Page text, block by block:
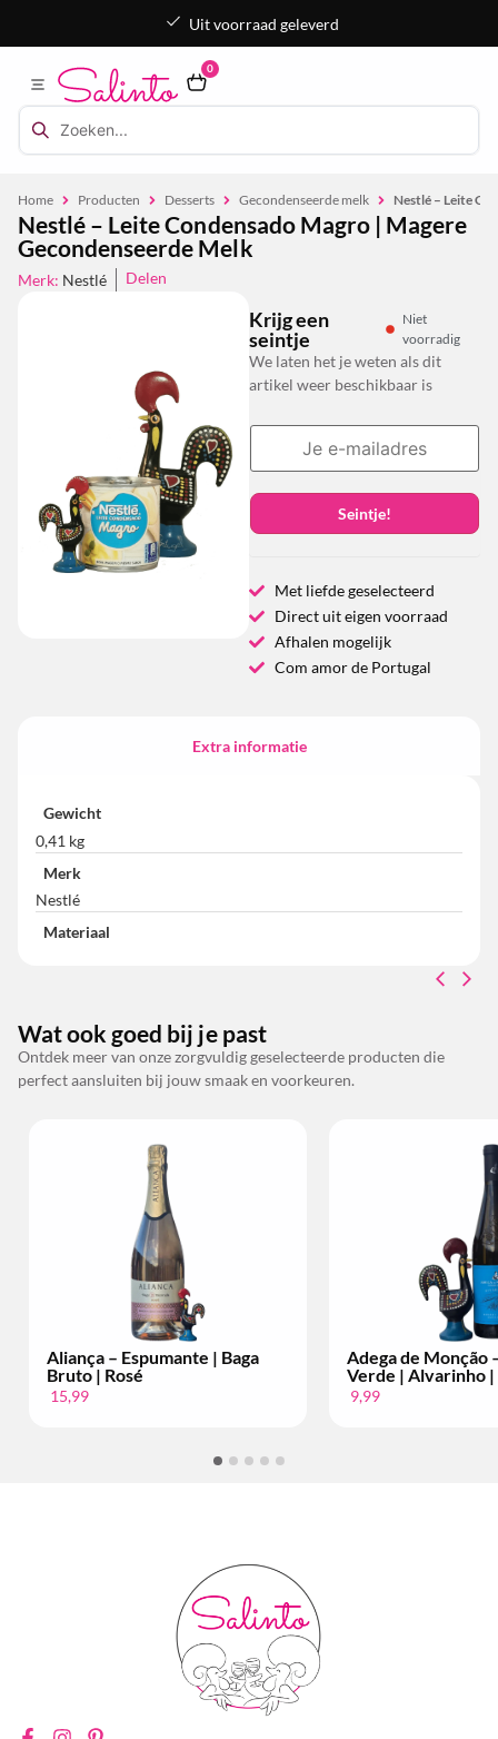
Uit voorraad geleverd
0
Home Producten Desserts Gecondenseerde melk Nestlé – Leite
Nestlé – Leite Condensado Magro | Magere
Gecondenseerde Melk
Merk: Nestlé Delen
Krijg een
seintje
Niet
voorradig
We laten het je weten als dit
artikel weer beschikbaar is
Seintje!
Met liefde geselecteerd
Direct uit eigen voorraad
Afhalen mogelijk
Com amor de Portugal
Extra informatie
Gewicht
0,41 kg
Merk
Nestlé
Materiaal
Wat ook goed bij je past
Ontdek meer van onze zorgvuldig geselecteerde producten die
perfect aansluiten bij jouw smaak en voorkeuren.
Aliança – Espumante | Baga
Bruto | Rosé
15,99
Adega de Monção –
Verde | Alvarinho |